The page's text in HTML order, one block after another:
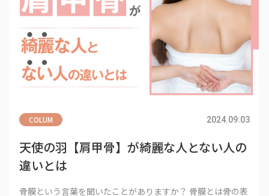
COLUM 2024.09.03
天使の羽【肩甲骨】が綺麗な人とない人の
違いとは
骨膜という言葉を聞いたことがありますか？ 骨膜とは骨の表